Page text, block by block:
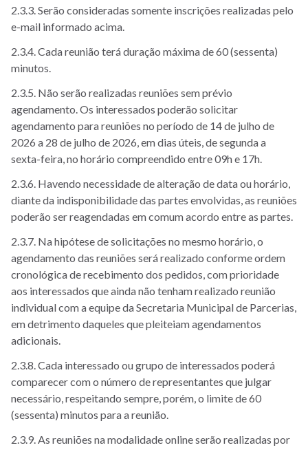
2.3.3. Serão consideradas somente inscrições realizadas pelo
e-mail informado acima.
2.3.4. Cada reunião terá duração máxima de 60 (sessenta)
minutos.
2.3.5. Não serão realizadas reuniões sem prévio
agendamento. Os interessados poderão solicitar
agendamento para reuniões no período de 14 de julho de
2026 a 28 de julho de 2026, em dias úteis, de segunda a
sexta-feira, no horário compreendido entre 09h e 17h.
2.3.6. Havendo necessidade de alteração de data ou horário,
diante da indisponibilidade das partes envolvidas, as reuniões
poderão ser reagendadas em comum acordo entre as partes.
2.3.7. Na hipótese de solicitações no mesmo horário, o
agendamento das reuniões será realizado conforme ordem
cronológica de recebimento dos pedidos, com prioridade
aos interessados que ainda não tenham realizado reunião
individual com a equipe da Secretaria Municipal de Parcerias,
em detrimento daqueles que pleiteiam agendamentos
adicionais.
2.3.8. Cada interessado ou grupo de interessados poderá
comparecer com o número de representantes que julgar
necessário, respeitando sempre, porém, o limite de 60
(sessenta) minutos para a reunião.
2.3.9. As reuniões na modalidade online serão realizadas por